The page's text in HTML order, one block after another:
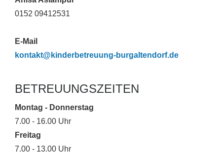
0152 09412531
E-Mail
kontakt@kinderbetreuung-burgaltendorf.de
BETREUUNGSZEITEN
Montag - Donnerstag
7.00 - 16.00 Uhr
Freitag
7.00 - 13.00 Uhr